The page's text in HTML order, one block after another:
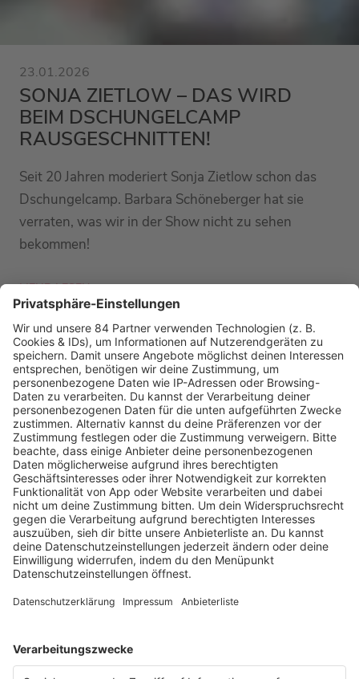
23.01.2026
SONJA ZIETLOW – DAS WIRD
BEIM DSCHUNGELCAMP
RAUSGESCHNITTEN!
Seit 20 Jahren moderiert Sonja Zietlow schon das
Dschungelcamp. Barbara Schöneberger hat sie
verraten, was wir in der Show nicht zu sehen
bekommen!
MEHR LESEN
PODCAST-GÄSTE: MEHR NEWS
HOME
RADIOS
barba radio
Lagerfeuer
Füße hoch
Schmusekatze
Song Contest
Mädelsabend
Ich hasse Sport
Sonntag Morgen